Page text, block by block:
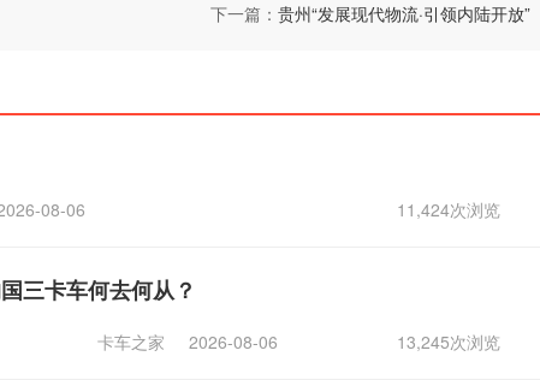
下一篇： 贵州“发展现代物流·引领内陆开放”
08-06 11,424次浏览
三卡车何去何从？
卡车之家 2026-08-06 13,245次浏览